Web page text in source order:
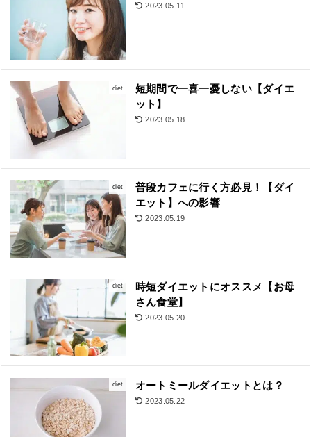
2023.05.11
diet
短期間で一喜一憂しない【ダイエ
ット】
2023.05.18
diet
普段カフェに行く方必見！【ダイ
エット】への影響
2023.05.19
diet
時短ダイエットにオススメ【お母
さん食堂】
2023.05.20
diet オートミールダイエットとは？
2023.05.22